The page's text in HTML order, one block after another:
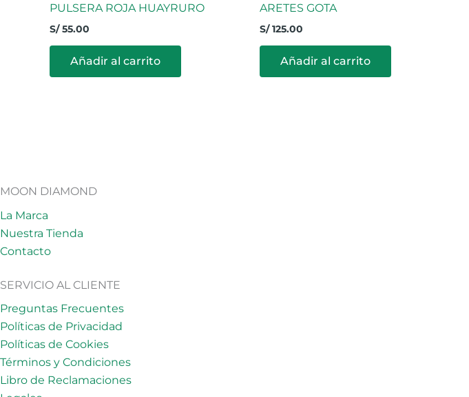
PULSERA ROJA HUAYRURO
S/55.00
Añadir al carrito
ARETES GOTA
S/125.00
Añadir al carrito
MOON DIAMOND
La Marca
Nuestra Tienda
Contacto
SERVICIO AL CLIENTE
Preguntas Frecuentes
Políticas de Privacidad
Políticas de Cookies
Términos y Condiciones
Libro de Reclamaciones